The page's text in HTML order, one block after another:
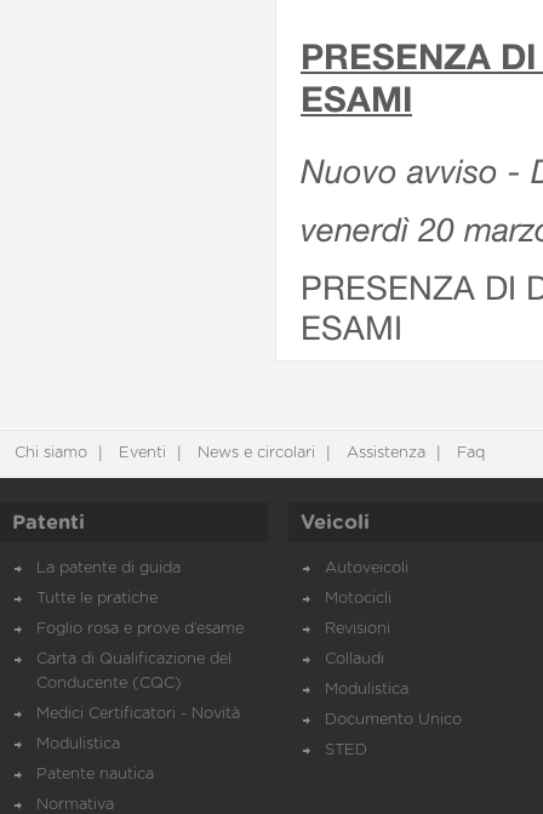
PRESENZA
ESAMI
Nuovo avviso -
venerdì 20
PRESENZA DI
ESAMI
Chi siamo Eventi News e circolari Assistenza Faq
Patenti
La patente di guida
Tutte le pratiche
Foglio rosa e prove d’esame
Carta di Qualificazione del
Conducente (CQC)
Medici Certificatori - Novità
Modulistica
Patente nautica
Normativa
Veicoli
Autoveicoli
Motocicli
Revisioni
Collaudi
Modulistica
Documento Unico
STED